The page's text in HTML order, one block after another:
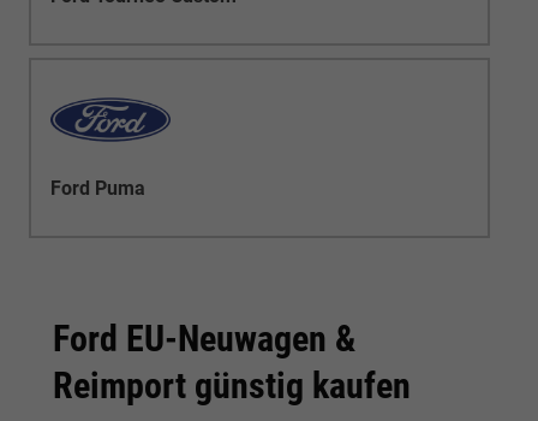
Ford Puma
Ford EU-Neuwagen &
Reimport günstig kaufen